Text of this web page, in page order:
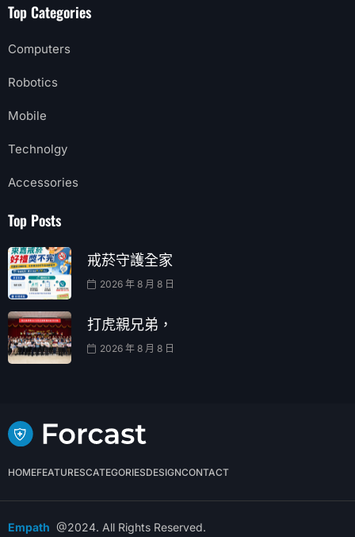
Top Categories
Computers
Robotics
Mobile
Technolgy
Accessories
Top Posts
戒菸守護全家
2026 年 8 月 8 日
打虎親兄弟，
2026 年 8 月 8 日
HOMEFEATURESCATEGORIESDESIGNCONTACT
Empath @2024. All Rights Reserved.